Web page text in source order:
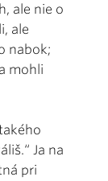
ale nie o
ale
nabok;
mohli
Ja na
pri